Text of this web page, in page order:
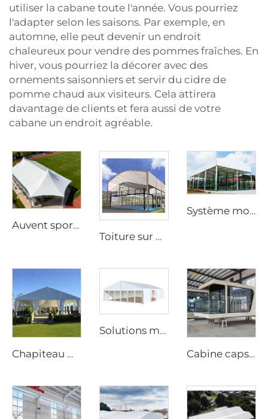
utiliser la cabane toute l'année. Vous pourriez
l'adapter selon les saisons. Par exemple, en
automne, elle peut devenir un endroit
chaleureux pour vendre des pommes fraîches. En
hiver, vous pourriez la décorer avec des
ornements saisonniers et servir du cidre de
pomme chaud aux visiteurs. Cela attirera
davantage de clients et fera aussi de votre
cabane un endroit agréable.
Auvent sportif robuste étanche | Abri extérieur à grande échelle pour événements avec logo personnalisé
Toiture sur mesure pour terrain de padel au prix usine | Chapiteau à structure en aluminium à montage rapide pour l’aménagement de sites sportifs extérieurs
Système modulaire d’ombrage pour courts de padel | Enceinte sportive panoramique haute résistance pour une pratique toute l’année
Chapiteau modulaire pour mariages | Tente événementielle étanche à montage rapide pour solutions commerciales festives et festivals
Solutions modulaires d’extension d’entrepôt pour projets industriels | Tente de stockage en PVC ignifuge pour l’augmentation de la capacité des usines
Cabine capsule préfabriquée entièrement équipée | Cabine moderne pour chambre d’hôtel à déploiement rapide